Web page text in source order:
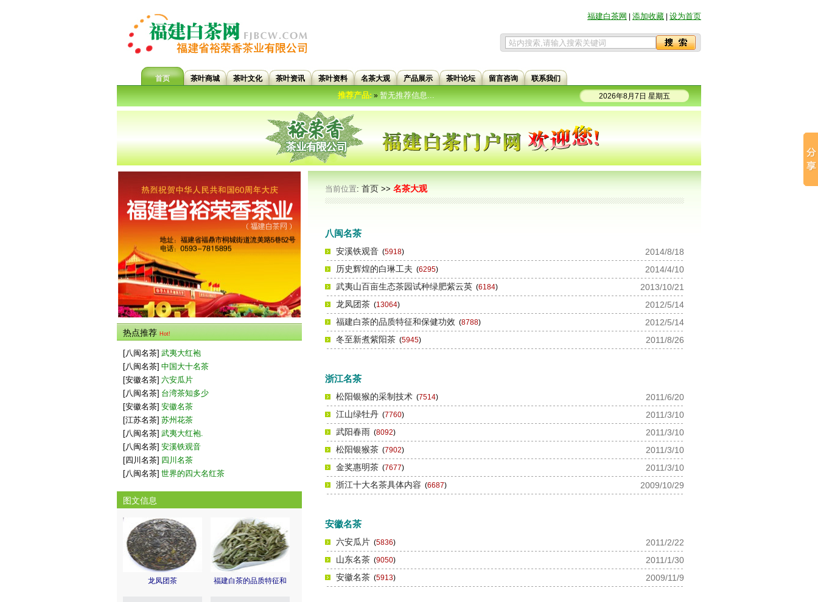
福建白茶网 添加收藏 设为首页
首页 茶叶商城 茶叶文化 茶叶资讯 茶叶资料 名茶大观 产品展示 茶叶论坛 留言咨询 联系我们
推荐产品:»暂无推荐信息... 2026年8月7日 星期五
热点推荐 Hot!
[八闽名茶] 武夷大红袍
[八闽名茶] 中国大十名茶
[安徽名茶] 六安瓜片
[八闽名茶] 台湾茶知多少
[安徽名茶] 安徽名茶
[江苏名茶] 苏州花茶
[八闽名茶] 武夷大红袍.
[八闽名茶] 安溪铁观音
[四川名茶] 四川名茶
[八闽名茶] 世界的四大名红茶
图文信息
龙凤团茶 福建白茶的品质特征和
当前位置: 首页 >> 名茶大观
八闽名茶
安溪铁观音 (5918)
2014/8/18
历史辉煌的白琳工夫 (6295)
2014/4/10
武夷山百亩生态茶园试种绿肥紫云英 (6184)
2013/10/21
龙凤团茶 (13064)
2012/5/14
福建白茶的品质特征和保健功效 (8788)
2012/5/14
冬至新煮紫阳茶 (5945) 2011/8/26
浙江名茶
松阳银猴的采制技术 (7514)
2011/6/20
江山绿牡丹 (7760)
2011/3/10
武阳春雨 (8092)
2011/3/10
松阳银猴茶 (7902)
2011/3/10
金奖惠明茶 (7677)
2011/3/10
浙江十大名茶具体内容 (6687) 2009/10/29
安徽名茶
六安瓜片 (5836)
2011/2/22
山东名茶 (9050)
2011/1/30
安徽名茶 (5913) 2009/11/9